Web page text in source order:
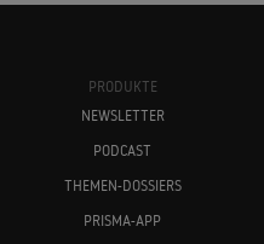
PRODUKTE
NEWSLETTER
PODCAST
THEMEN-DOSSIERS
PRISMA-APP